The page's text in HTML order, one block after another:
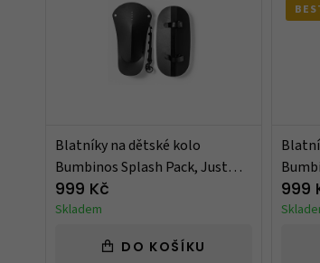
Blatníky na dětské kolo
Bumbinos Splash Pack, Just
Black
999 Kč
Skladem
DO KOŠÍKU
999